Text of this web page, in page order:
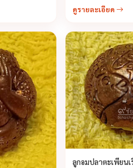
กลับมาอีก เพราะท่าน
ด้วยความเป็นกันเอง ...
ดูรายละเอียด
ลูกอมปลาตะเพียน